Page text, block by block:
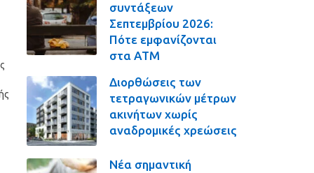
συντάξεων
Σεπτεμβρίου 2026:
Πότε εμφανίζονται
στα ΑΤΜ
Διορθώσεις των
τετραγωνικών μέτρων
ακινήτων χωρίς
αναδρομικές χρεώσεις
Νέα σημαντική